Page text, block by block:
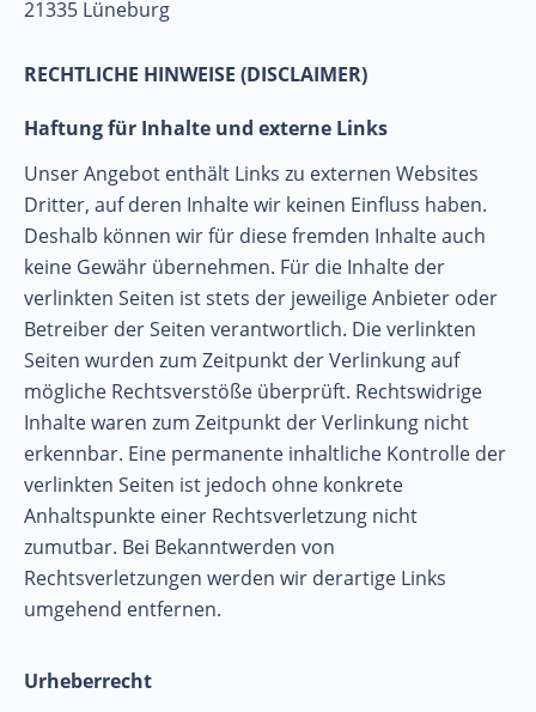
21335 Lüneburg
RECHTLICHE HINWEISE (DISCLAIMER)
Haftung für Inhalte und externe Links
Unser Angebot enthält Links zu externen Websites
Dritter, auf deren Inhalte wir keinen Einfluss haben.
Deshalb können wir für diese fremden Inhalte auch
keine Gewähr übernehmen. Für die Inhalte der
verlinkten Seiten ist stets der jeweilige Anbieter oder
Betreiber der Seiten verantwortlich. Die verlinkten
Seiten wurden zum Zeitpunkt der Verlinkung auf
mögliche Rechtsverstöße überprüft. Rechtswidrige
Inhalte waren zum Zeitpunkt der Verlinkung nicht
erkennbar. Eine permanente inhaltliche Kontrolle der
verlinkten Seiten ist jedoch ohne konkrete
Anhaltspunkte einer Rechtsverletzung nicht
zumutbar. Bei Bekanntwerden von
Rechtsverletzungen werden wir derartige Links
umgehend entfernen.
Urheberrecht